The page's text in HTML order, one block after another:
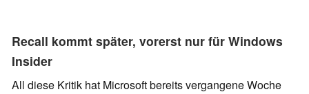
Recall kommt später, vorerst nur für Windows
Insider
All diese Kritik hat Microsoft bereits vergangene Woche